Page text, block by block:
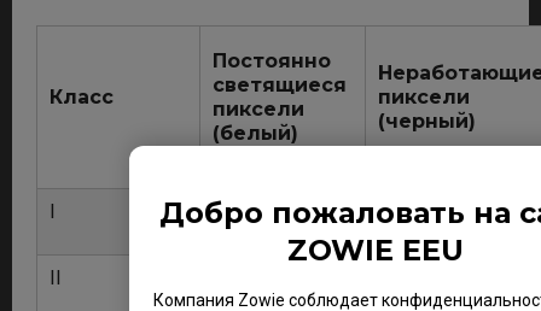
Добро пожаловать на
ZOWIE EEU
Компания Zowie соблюдает
Класс
Постоянно
светящиеся
пиксели
(белый)
пиксели
(черный)
I 0 0
II